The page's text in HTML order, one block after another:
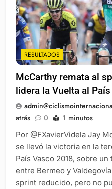
RESULTADOS
McCarthy remata al
lidera la Vuelta al
atrás
0 1 minutos
Por @FXavierVidela Jay
se llevó la victoria en la
País Vasco 2018, sobre
entre Bermeo y
sprint reducido, pero no